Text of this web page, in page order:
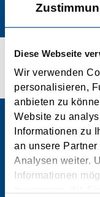
Diese Webseite
Wir verwenden
personalisieren,
anbieten zu
Website zu
Informationen zu
an unsere
Analysen weiter.
Informationen
zusammen, die